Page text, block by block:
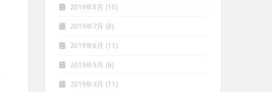
2019年8月 (10)
2019年7月 (8)
2019年6月 (11)
2019年5月 (6)
2019年4月 (11)